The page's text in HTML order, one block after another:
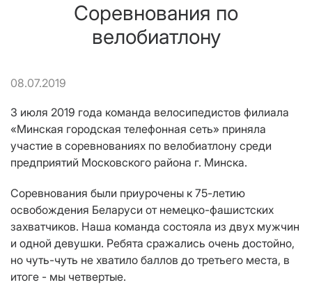
Соревнования по
велобиатлону
08.07.2019
3 июля 2019 года команда велосипедистов филиала
«Минская городская телефонная сеть» приняла
участие в соревнованиях по велобиатлону среди
предприятий Московского района г. Минска.
Соревнования были приурочены к 75-летию
освобождения Беларуси от немецко-фашистcких
захватчиков. Наша команда состояла из двух мужчин
и одной девушки. Ребята сражались очень достойно,
но чуть-чуть не хватило баллов до третьего места, в
итоге - мы четвертые.